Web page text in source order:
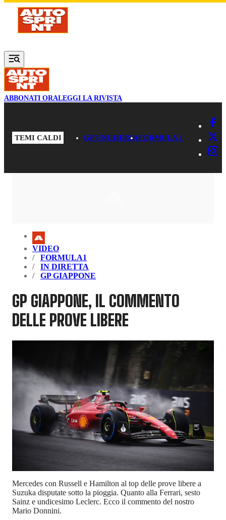
Vai al contenuto principale
ABBONATI ORALEGGI LA RIVISTA
TEMI CALDI GP UNGHERIAFORMULA 1
VIDEO
FORMULA1
IN DIRETTA
GP GIAPPONE
GP GIAPPONE, IL COMMENTO
DELLE PROVE LIBERE
Mercedes con Russell e Hamilton al top delle prove libere a
Suzuka disputate sotto la pioggia. Quanto alla Ferrari, sesto
Sainz e undicesimo Leclerc. Ecco il commento del nostro
Mario Donnini.